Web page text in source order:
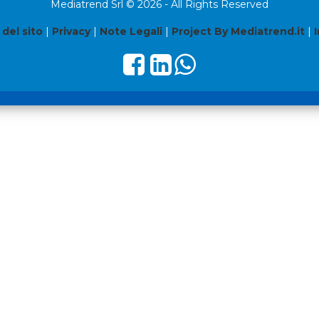
Mediatrend Srl © 2026 - All Rights Reserved
del sito | Privacy| Note Legali | Project By Mediatrend.it |